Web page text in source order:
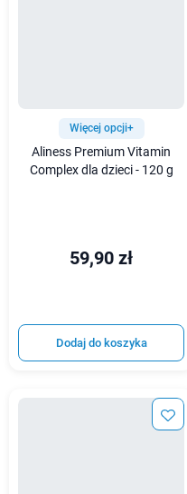
Więcej opcji+
Aliness Premium Vitamin
Complex dla dzieci - 120 g
59,90 zł
Dodaj do koszyka